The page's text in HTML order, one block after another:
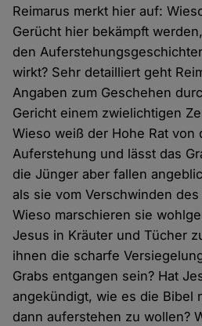
Reimarus merkt hier auf:
Gerücht hier bekämpft
den
wirkt? Sehr detailliert geht
Angaben zum Geschehen
Gericht einem zwielichtigen
Wieso weiß der Hohe Rat von
Auferstehung und lässt das
die Jünger aber fallen
als sie vom Verschwinden
Wieso marschieren sie
Jesus in Kräuter und Tücher
ihnen die scharfe
Grabs entgangen sein? Hat
angekündigt, wie es die Bibel
dann auferstehen zu wollen?